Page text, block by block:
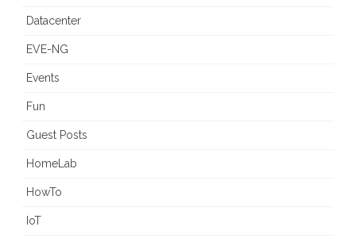
Datacenter
EVE-NG
Events
Fun
Guest Posts
HomeLab
HowTo
IoT